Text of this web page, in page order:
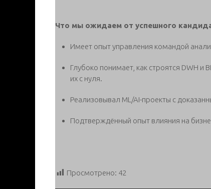
Что мы ожидаем от успешного
Имеет опыт управления командой
Глубоко понимает, как строятся DWH и
их с нуля.
Реализовывал ML/AI-проекты с
Подтверждённый опыт влияния на
Просмотрено: 42